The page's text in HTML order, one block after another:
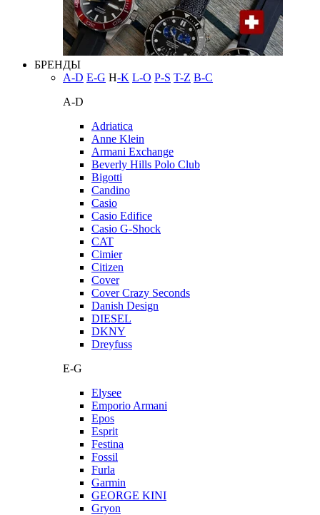
БРЕНДЫ
A-D E-G H-K L-O P-S T-Z В-С
A-D
Adriatica
Anne Klein
Armani Exchange
Beverly Hills Polo Club
Bigotti
Candino
Casio
Casio Edifice
Casio G-Shock
CAT
Cimier
Citizen
Cover
Cover Crazy Seconds
Danish Design
DIESEL
DKNY
Dreyfuss
E-G
Elysee
Emporio Armani
Epos
Esprit
Festina
Fossil
Furla
Garmin
GEORGE KINI
Gryon